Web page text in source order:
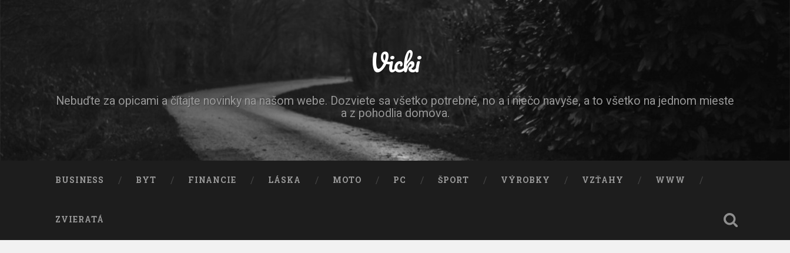
Vicki
Nebuďte za opicami a čítajte novinky na našom webe. Dozviete sa všetko potrebné, no a i niečo navyše, a to všetko na jednom mieste
a z pohodlia domova.
BUSINESS BYT FINANCIE LÁSKA MOTO PC ŠPORT VÝROBKY VZŤAHY WWW
ZVIERATÁ